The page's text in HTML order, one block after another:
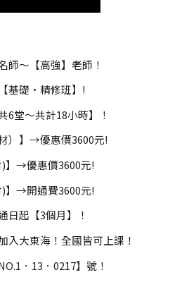
～【高強】老師！
基礎·精修班】!
堂～共計18小時】！
）】→優惠價3600元!
】→優惠價3600元!
】→開通費3600元!
起【3個月】！
大東海！全國皆可上課！
．13．0217】號！